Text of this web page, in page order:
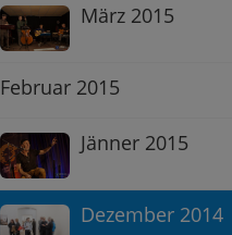
März 2015
Februar 2015
Jänner 2015
Dezember 2014